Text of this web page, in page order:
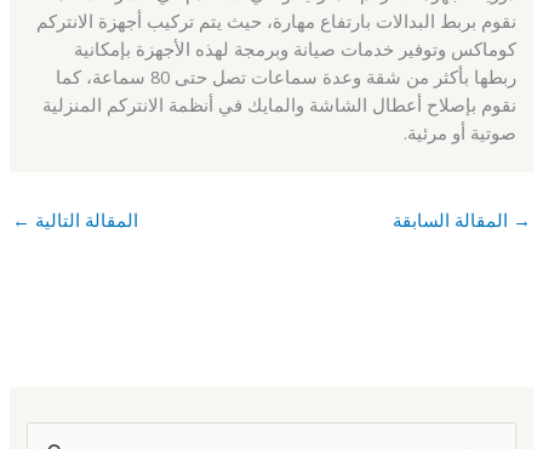
نقوم بربط البدالات بارتفاع مهارة، حيث يتم تركيب أجهزة الانتركم
كوماكس وتوفير خدمات صيانة وبرمجة لهذه الأجهزة بإمكانية
ربطها بأكثر من شقة وعدة سماعات تصل حتى 80 سماعة، كما
نقوم بإصلاح أعطال الشاشة والمايك في أنظمة الانتركم المنزلية
صوتية أو مرئية.
→ المقالة السابقة المقالة التالية ←